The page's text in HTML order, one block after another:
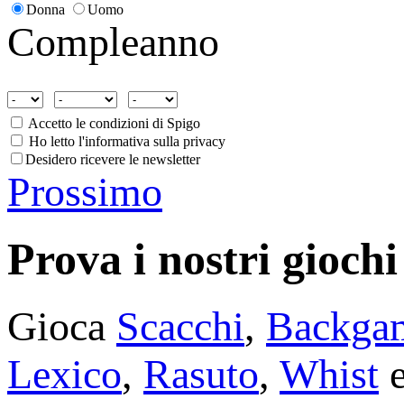
Donna
Uomo
Compleanno
Accetto le condizioni di Spigo
Ho letto l'informativa sulla privacy
Desidero ricevere le newsletter
Prossimo
Prova i nostri giochi
Gioca Scacchi,
Lexico, Rasuto, Whist